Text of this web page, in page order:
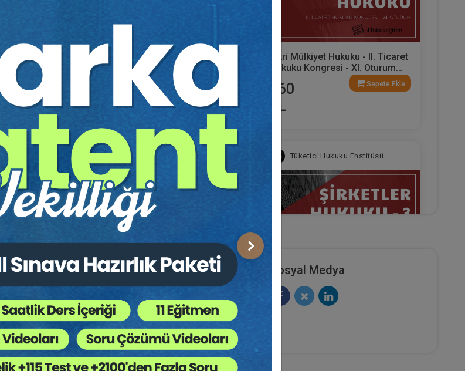
Sonraki
Tüm
(11
Sepete Ekle
Şirketler Hukuku - 5 - II. Ticaret
Hukuku Kongresi - X. Oturum
Video Kaydı
Sepete Ekle
Fikri Mülkiyet Hukuku - II. Ticaret
Hukuku Kongresi - XI. Oturum
360
TL
Sepete Ekle
Oturum
Sepete Ekle
Tüketici Hukuku Enstitüsü
Hukuku Kongresi - VII. Oturum
Video Kaydı
360
TL
Sepete Ekle
Tüketici Hukuku Enstitüsü
Şirketler Hukuku - 3 - II. Ticaret
Hukuku Kongresi - VIII. Oturum
Video Kaydı
360
Sosyal Medya